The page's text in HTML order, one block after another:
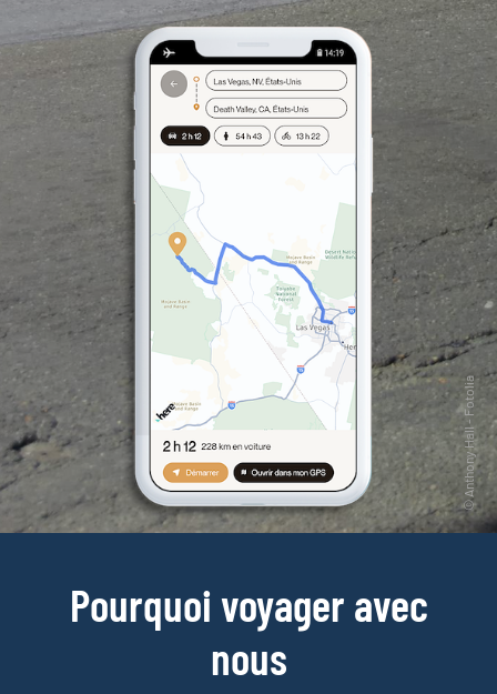
Pourquoi voyager avec
nous